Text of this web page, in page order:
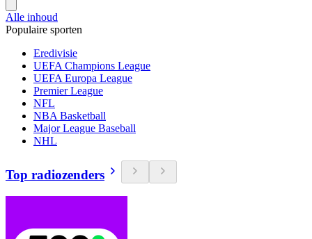
Alle inhoud
Populaire sporten
Eredivisie
UEFA Champions League
UEFA Europa League
Premier League
NFL
NBA Basketball
Major League Baseball
NHL
Top radiozenders